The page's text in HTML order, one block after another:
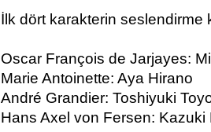
İlk dört karakterin seslendirme
Oscar François de Jarjayes:
Marie Antoinette: Aya Hirano
André Grandier: Toshiyuki
Hans Axel von Fersen: Kazuki